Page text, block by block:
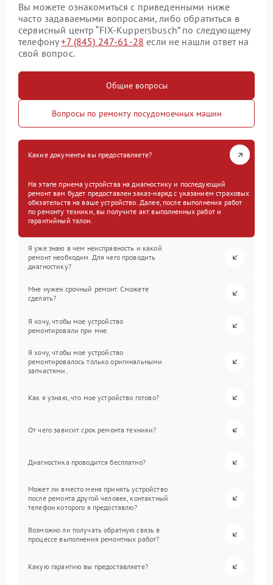
Вы можете ознакомиться с приведенными ниже
часто задаваемыми вопросами, либо обратиться в
сервисный центр “FIX-Kuppersbusch” по следующему
телефону+7 (845) 247-61-28 если не нашли ответ на
свой вопрос.
Общие вопросы
Вопросы по ремонту посудомоечных машин
Какие документы вы предоставляете?
На этапе приема устройства на диагностику и последующий
ремонт вам будет предоставлен заказ-наряд с указанием страховых
обязательств на ваше устройство. Далее, после выполнения работ
по ремонту техники, вы получите акт выполненных работ и
гарантийный талон.
Я уже знаю в чем неисправность и какой
ремонт необходим. Для чего проводить
диагностику?
Мне нужен срочный ремонт. Сможете
сделать?
Я хочу, чтобы мое устройство
ремонтировали при мне.
Я хочу, чтобы мое устройство
ремонтировалось только оригинальными
запчастями.
Как я узнаю, что мое устройство готово?
От чего зависит срок ремонта техники?
Диагностика проводится бесплатно?
Может ли вместо меня принять устройство
после ремонта другой человек, контактный
телефон которого я предоставлю?
Возможно ли получать обратную связь в
процессе выполнения ремонтных работ?
Какую гарантию вы предоставляете?